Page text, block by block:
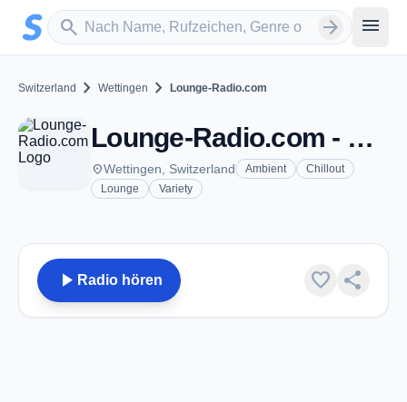
Zum Hauptinhalt springen
search
Sender suchen arrow_forward menu
Switzerland chevron_right Wettingen chevron_right Lounge-Radio.com
Lounge-Radio.com - Wettingen
placeWettingen, Switzerland Ambient
Chillout
Lounge
Variety
play_arrow Radio hören favorite share